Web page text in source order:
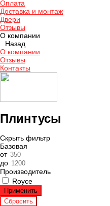
Оплата
Доставка и монтаж
Двери
Отзывы
О компании
Назад
О компании
Отзывы
Контакты
Плинтусы
Скрыть фильтр
Базовая
от
до
Производитель
Royce